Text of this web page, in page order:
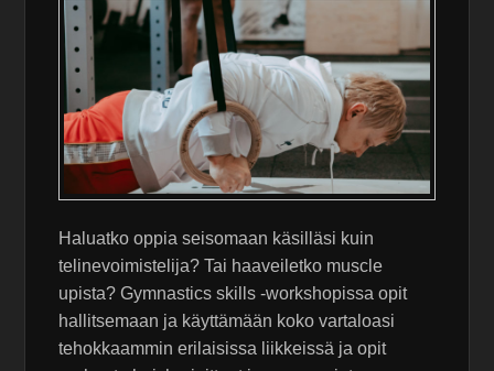
Haluatko oppia seisomaan käsilläsi kuin
telinevoimistelija? Tai haaveiletko muscle
upista? Gymnastics skills -workshopissa opit
hallitsemaan ja käyttämään koko vartaloasi
tehokkaammin erilaisissa liikkeissä ja opit